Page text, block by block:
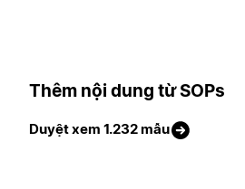
Thêm nội dung từ SOPs
Duyệt xem 1.232 mẫu